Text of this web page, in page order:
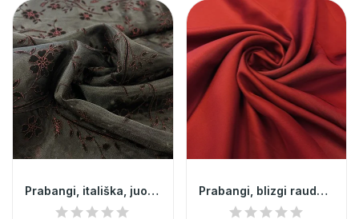
Prabangi, itališka, juoda, bordo spalvos gėlėm... Prabangi, blizgi raudona itališka viskozė su...